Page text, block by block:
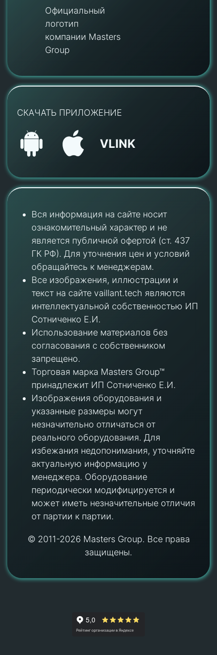
Официальный
логотип
компании Masters
Group
СКАЧАТЬ ПРИЛОЖЕНИЕ
VLINK
Вся информация на сайте носит
ознакомительный характер и не
является публичной офертой (ст. 437
ГК РФ). Для уточнения цен и условий
обращайтесь к менеджерам.
Все изображения, иллюстрации и
текст на сайте vaillant.tech являются
интеллектуальной собственностью ИП
Сотниченко Е.И.
Использование материалов без
согласования с собственником
запрещено.
Торговая марка Masters Group™
принадлежит ИП Сотниченко Е.И.
Изображения оборудования и
указанные размеры могут
незначительно отличаться от
реального оборудования. Для
избежания недопонимания, уточняйте
актуальную информацию у
менеджера. Оборудование
периодически модифицируется и
может иметь незначительные отличия
от партии к партии.
© 2011-2026 Masters Group. Все права
защищены.